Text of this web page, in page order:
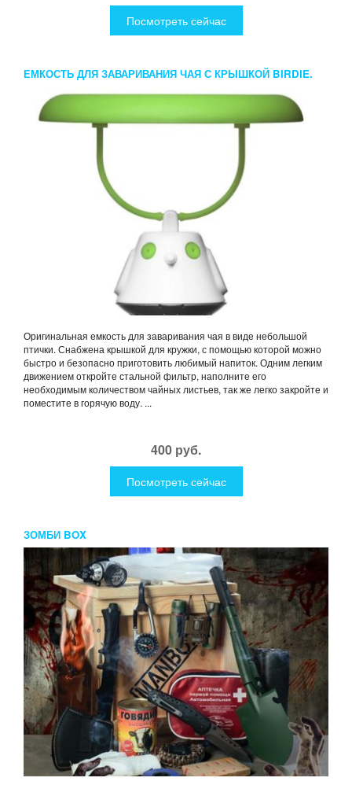
Посмотреть сейчас
ЕМКОСТЬ ДЛЯ ЗАВАРИВАНИЯ ЧАЯ С КРЫШКОЙ BIRDIE.
РАЗНЫЕ ЦВЕТА
Оригинальная емкость для заваривания чая в виде небольшой
птички. Снабжена крышкой для кружки, с помощью которой можно
быстро и безопасно приготовить любимый напиток. Одним легким
движением откройте стальной фильтр, наполните его
необходимым количеством чайных листьев, так же легко закройте и
поместите в горячую воду. ...
400 руб.
Посмотреть сейчас
ЗОМБИ BOX